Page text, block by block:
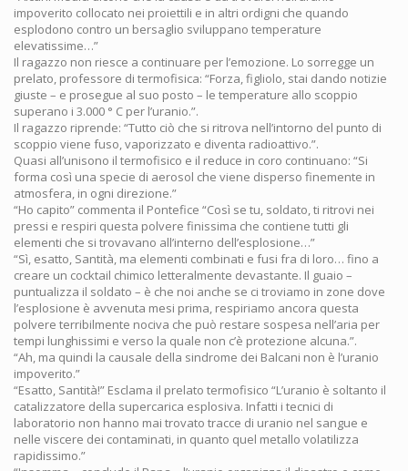
impoverito collocato nei proiettili e in altri ordigni che quando
esplodono contro un bersaglio sviluppano temperature
elevatissime…”
Il ragazzo non riesce a continuare per l’emozione. Lo sorregge un
prelato, professore di termofisica: “Forza, figliolo, stai dando notizie
giuste – e prosegue al suo posto – le temperature allo scoppio
superano i 3.000 ° C per l’uranio.”.
Il ragazzo riprende: “Tutto ciò che si ritrova nell’intorno del punto di
scoppio viene fuso, vaporizzato e diventa radioattivo.”.
Quasi all’unisono il termofisico e il reduce in coro continuano: “Si
forma così una specie di aerosol che viene disperso finemente in
atmosfera, in ogni direzione.”
“Ho capito” commenta il Pontefice “Così se tu, soldato, ti ritrovi nei
pressi e respiri questa polvere finissima che contiene tutti gli
elementi che si trovavano all’interno dell’esplosione…”
“Sì, esatto, Santità, ma elementi combinati e fusi fra di loro… fino a
creare un cocktail chimico letteralmente devastante. Il guaio –
puntualizza il soldato – è che noi anche se ci troviamo in zone dove
l’esplosione è avvenuta mesi prima, respiriamo ancora questa
polvere terribilmente nociva che può restare sospesa nell’aria per
tempi lunghissimi e verso la quale non c’è protezione alcuna.”.
“Ah, ma quindi la causale della sindrome dei Balcani non è l’uranio
impoverito.”
“Esatto, Santità!” Esclama il prelato termofisico “L’uranio è soltanto il
catalizzatore della supercarica esplosiva. Infatti i tecnici di
laboratorio non hanno mai trovato tracce di uranio nel sangue e
nelle viscere dei contaminati, in quanto quel metallo volatilizza
rapidissimo.”